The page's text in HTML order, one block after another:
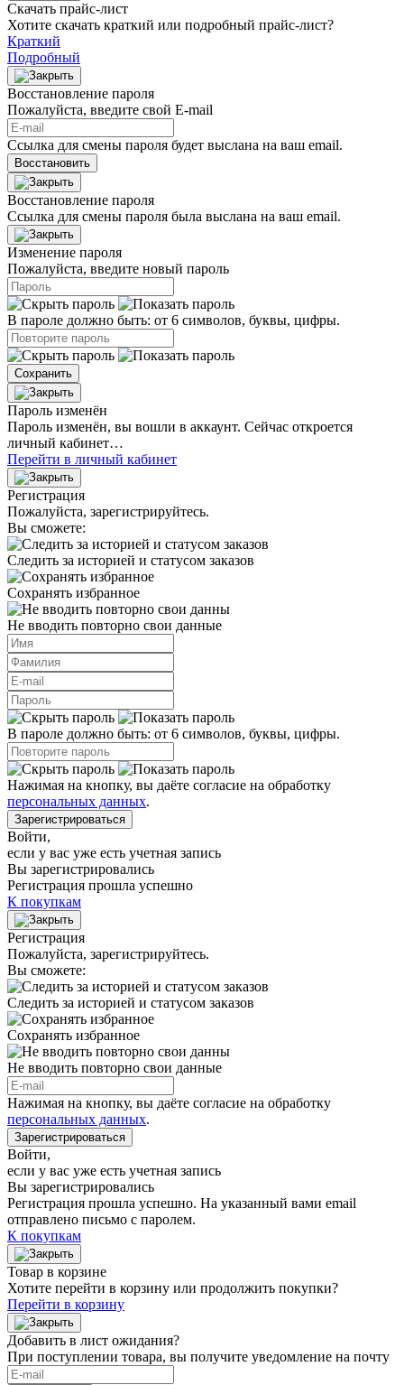
Скачать прайс-лист
Хотите скачать краткий или подробный прайс-лист?
Краткий
Подробный
Восстановление пароля
Пожалуйста, введите свой E‑mail
Ссылка для смены пароля будет выслана на ваш email.
Восстановить
Восстановление пароля
Ссылка для смены пароля была выслана на ваш email.
Изменение пароля
Пожалуйста, введите новый пароль
В пароле должно быть: от 6 символов, буквы, цифры.
Сохранить
Пароль изменён
Пароль изменён, вы вошли в аккаунт. Сейчас откроется
личный кабинет…
Перейти в личный кабинет
Регистрация
Пожалуйста, зарегистрируйтесь.
Вы сможете:
Следить за историей и статусом заказов
Сохранять избранное
Не вводить повторно свои данные
В пароле должно быть: от 6 символов, буквы, цифры.
Нажимая на кнопку, вы даёте согласие на обработку
персональных данных.
Зарегистрироваться
Войти,
если у вас уже есть учетная запись
Вы зарегистрировались
Регистрация прошла успешно
К покупкам
Регистрация
Пожалуйста, зарегистрируйтесь.
Вы сможете:
Следить за историей и статусом заказов
Сохранять избранное
Не вводить повторно свои данные
Нажимая на кнопку, вы даёте согласие на обработку
персональных данных.
Зарегистрироваться
Войти,
если у вас уже есть учетная запись
Вы зарегистрировались
Регистрация прошла успешно. На указанный вами email
отправлено письмо с паролем.
К покупкам
Товар в корзине
Хотите перейти в корзину или продолжить покупки?
Перейти в корзину
Добавить в лист ожидания?
При поступлении товара, вы получите уведомление на почту